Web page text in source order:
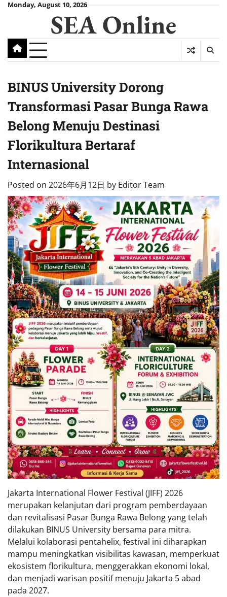
SkipMonday, August 10, 2026
SEA Online
BINUS University Dorong
Transformasi Pasar Bunga Rawa
Belong Menuju Destinasi
Florikultura Bertaraf
Internasional
Posted on 2026年6月12日 by Editor Team
Jakarta International Flower Festival (JIFF) 2026
merupakan kelanjutan dari program pemberdayaan
dan revitalisasi Pasar Bunga Rawa Belong yang telah
dilakukan BINUS University bersama para mitra.
Melalui kolaborasi pentahelix, festival ini diharapkan
mampu meningkatkan visibilitas kawasan, memperkuat
ekosistem florikultura, menggerakkan ekonomi lokal,
dan menjadi warisan positif menuju Jakarta 5 abad
pada 2027.